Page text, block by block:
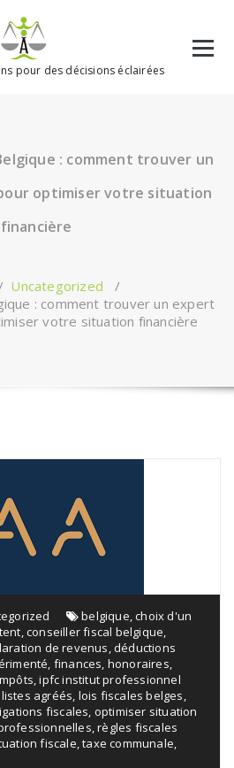
pour des décisions éclairées
: comment trouver un
optimiser votre situation
financière
Uncategorized /
: comment trouver un expert
votre situation financière
belgique ,choix d'un
,conseiller fiscal belgique
de revenus ,déductions
finances honoraires
,ipfc institut professionnel
agréés lois fiscales belges
fiscales optimiser situation
,règles fiscales
fiscale ,taxe communale